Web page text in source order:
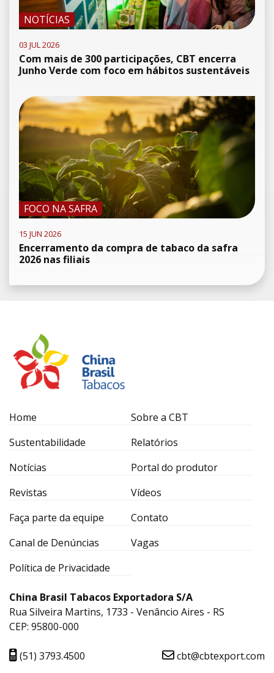
NOTÍCIAS
03 JUL 2026
Com mais de 300 participações, CBT encerra
Junho Verde com foco em hábitos sustentáveis
FOCO NA SAFRA
15 JUN 2026
Encerramento da compra de tabaco da safra
2026 nas filiais
Home
Sobre a CBT
Sustentabilidade
Relatórios
Notícias
Portal do produtor
Revistas
Vídeos
Faça parte da equipe
Contato
Canal de Denúncias
Vagas
Política de Privacidade
China Brasil Tabacos Exportadora S/A
Rua Silveira Martins, 1733 - Venâncio Aires - RS
CEP: 95800-000
(51) 3793.4500 cbt@cbtexport.com